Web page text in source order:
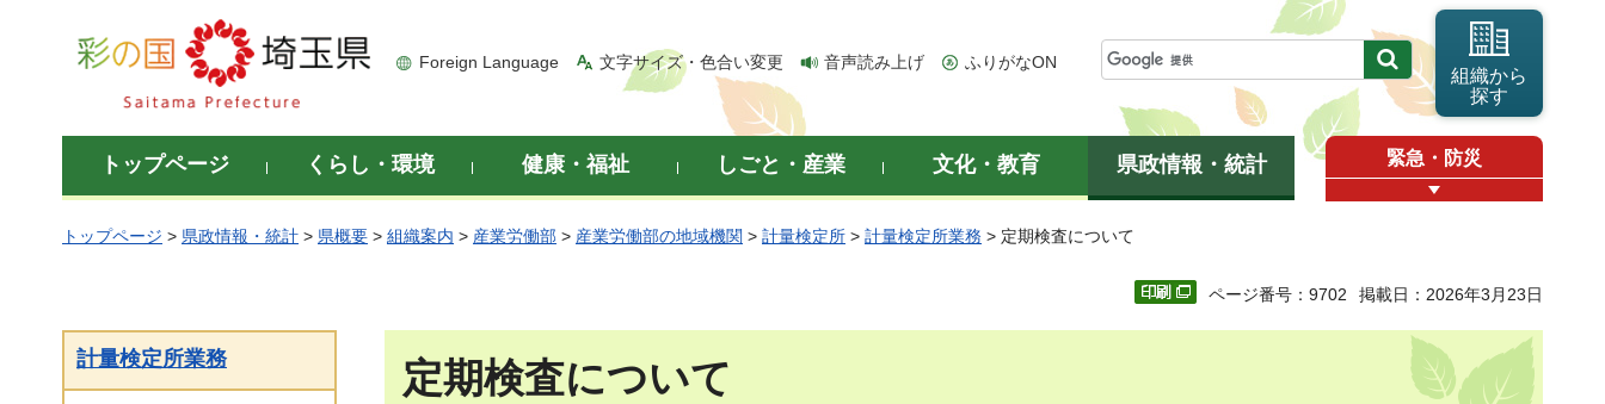
彩の国 埼玉県
Foreign Language 文字サイズ・色合い変更 音声読み上げ ふりがなON
組織から
探す
トップページ くらし・環境 健康・福祉 しごと・産業 文化・教育 県政情報・統計 緊急・防災
トップページ > 県政情報・統計 > 県概要 > 組織案内 > 産業労働部 > 産業労働部の地域機関 > 計量検定所 > 計量検定所業務 > 定期検査について
ページ番号：9702 掲載日：2026年3月23日
計量検定所業務 定期検査について